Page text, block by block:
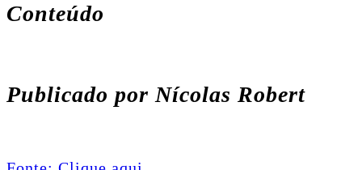
Conteúdo
Publicado por Nícolas Robert